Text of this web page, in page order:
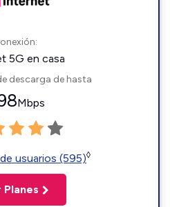
5G en casa
descarga de hasta
Mbps
usuarios (595)◊
Planes